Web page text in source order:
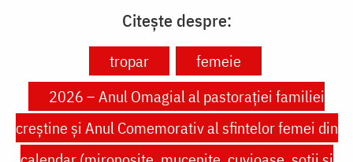
Citește despre:
tropar
femeie
2026 – Anul Omagial al pastorației familiei
creștine și Anul Comemorativ al sfintelor femei din